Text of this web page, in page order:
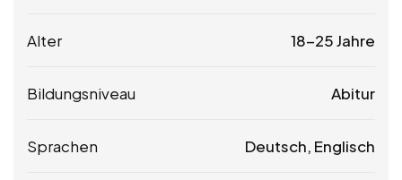
Alter 18-25 Jahre
Bildungsniveau Abitur
Sprachen Deutsch, Englisch